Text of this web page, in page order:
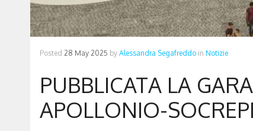
Posted 28 May 2025 by Alessandra Segafreddo in Notizie
PUBBLICATA LA
APOLLONIO-